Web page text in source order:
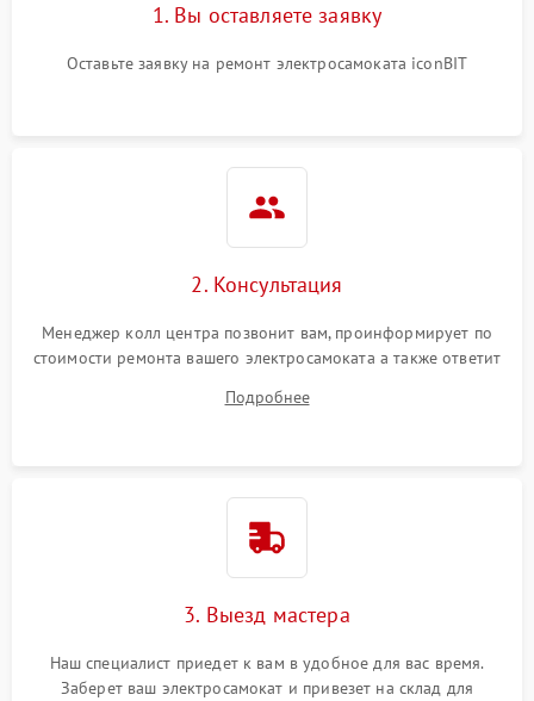
1. Вы оставляете заявку
Оставьте заявку на ремонт электросамоката iconBIT
2. Консультация
Менеджер колл центра позвонит вам, проинформирует по
стоимости ремонта вашего электросамоката а также ответит
Подробнее
3. Выезд мастера
Наш специалист приедет к вам в удобное для вас время.
Заберет ваш электросамокат и привезет на склад для